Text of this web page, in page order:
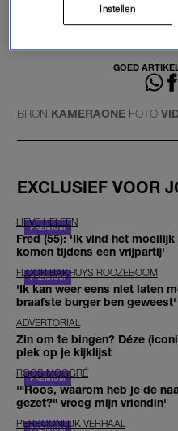
GOED
BRON KAMERAONE FOTO
EXCLUSIEF VOOR
LIEVE HELEEN
Fred (55): 'Ik vind het
komen tijdens een vrijpartij'
FLOOR BAKHUYS ROOZEBOOM
'Ik kan weer eens niet laten
braafste burger ben geweest'
ADVERTORIAL
Zin om te bingen? Déze
plek op je kijklijst
ROOS MOGGRÉ
'"Roos, waarom heb je de
gezet?" vroeg mijn vriendin'
PERSOONLIJK VERHAAL
Instellen